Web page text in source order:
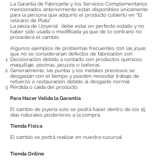
La Garantía de Fabricante y los Servicios Complementarios
mencionados anteriormente están disponibles únicamente
para la persona que adquirió el producto cubierto en “El
relicario de Plata”
La pieza de (Joyería) debe estar en perfecto estado y no
haber sido usada o modificada ya que de lo contrario no
procederá el cambio.
Algunos ejemplos de problemas frecuentes con las joyas
que no se considerarían defectos de fabricación son:
Decoloración debido a contacto con productos químicos,
maquillaje, piscinas, jacuzzis o bañeras.
Generalmente, las puntas y los metales preciosos se
desgastan con el tiempo y pueden necesitar trabajo de
refuerzo o restauración debido al desgaste normal.
Pérdida o caída del producto.
Para Hacer Valida la Garantía
El cambio de joyería solo se podrá hacer dentro de los 15
días naturales posteriores a la compra.
Tienda Física
El cambio se podrá realizar en nuestra sucursal
Tienda Online